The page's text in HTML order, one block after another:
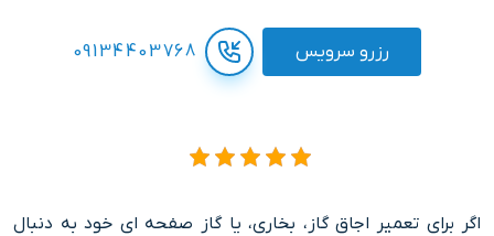
رزرو سرویس 09134403768
اگر برای تعمیر اجاق گاز، بخاری، یا گاز صفحه ای خود به دنبال